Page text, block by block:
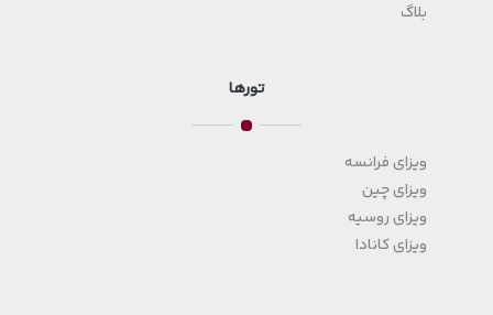
بلاگ
تورها
ویزای فرانسه
ویزای چین
ویزای روسیه
ویزای کانادا